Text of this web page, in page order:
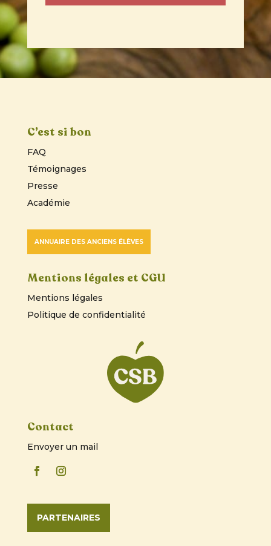
C’est si bon
FAQ
Témoignages
Presse
Académie
ANNUAIRE DES ANCIENS ÉLÈVES
Mentions légales et CGU
Mentions légales
Politique de confidentialité
Contact
Envoyer un mail
PARTENAIRES